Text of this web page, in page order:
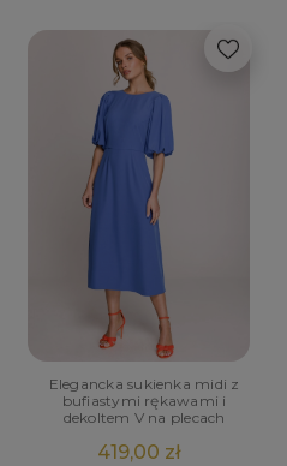
Elegancka sukienka midi z
bufiastymi rękawami i
dekoltem V na plecach
419,00 zł